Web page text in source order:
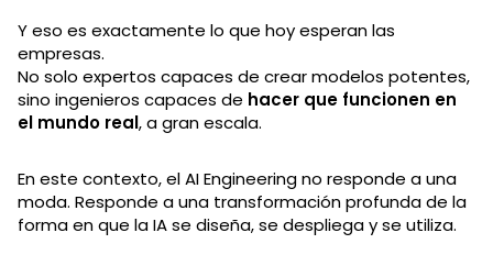
Y eso es exactamente lo que hoy esperan las
empresas.
No solo expertos capaces de crear modelos potentes,
sino ingenieros capaces de hacer que funcionen en
el mundo real, a gran escala.
En este contexto, el AI Engineering no responde a una
moda. Responde a una transformación profunda de la
forma en que la IA se diseña, se despliega y se utiliza.